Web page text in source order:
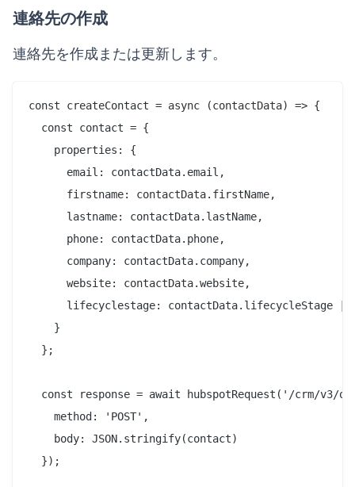
連絡先の作成
連絡先を作成または更新します。
const createContact = async (contactData) => {
  const contact = {
    properties: {
      email: contactData.email,
      firstname: contactData.firstName,
      lastname: contactData.lastName,
      phone: contactData.phone,
      company: contactData.company,
      website: contactData.website,
lifecyclestage: contactData.lifecycleStage ||
    }
  };
const response = await hubspotRequest('/crm/v3/
    method: 'POST',
    body: JSON.stringify(contact)
  });